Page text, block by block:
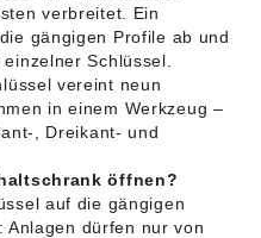
verbreitet. Ein
gängigen Profile ab und
Schlüssel.
vereint neun
in einem Werkzeug –
, Dreikant- und
öffnen?
auf die gängigen
dürfen nur von